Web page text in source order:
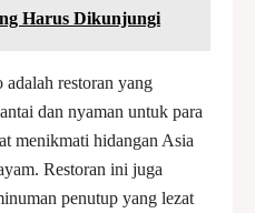
Harus Dikunjungi
restoran yang
dan nyaman untuk para
menikmati hidangan Asia
Restoran ini juga
penutup yang lezat